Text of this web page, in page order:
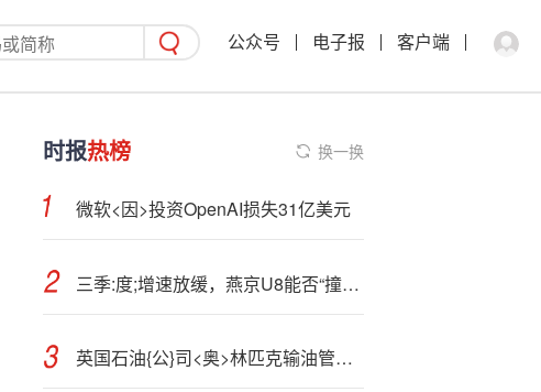
公众号 电子报 客户端
时报热榜 换一换
微软<因>投资OpenAI损失31亿美元
三季:度;增速放缓，燕京U8能否“撞线”百万
英国石油{公}司<奥>林匹克输油管道关闭影响航空公司燃油供应